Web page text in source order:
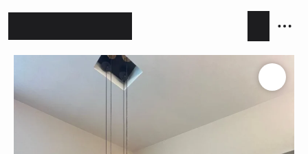
シンプルモダン
キッチン
リビング
積水ハウス
アイ工務店
キッチンハウス / kitchenhouse
LIXIL